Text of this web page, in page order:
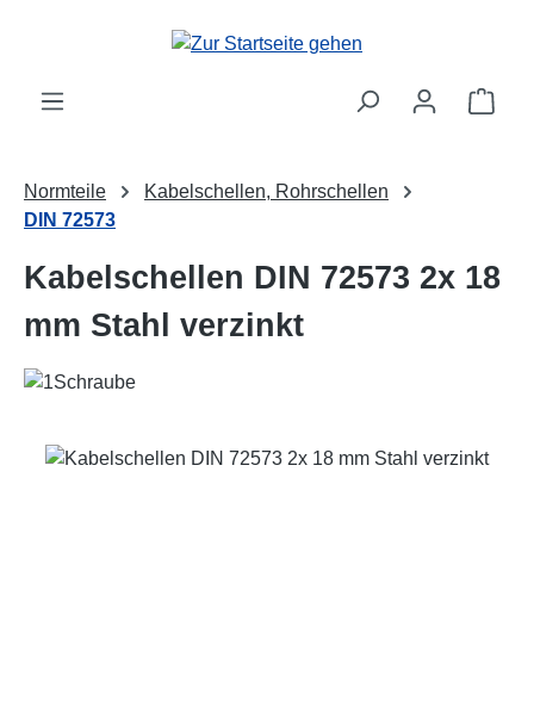
Zum Hauptinhalt springen
Normteile
Kabelschellen, Rohrschellen
DIN 72573
Kabelschellen DIN 72573 2x 18
mm Stahl verzinkt
Bildergalerie überspringen